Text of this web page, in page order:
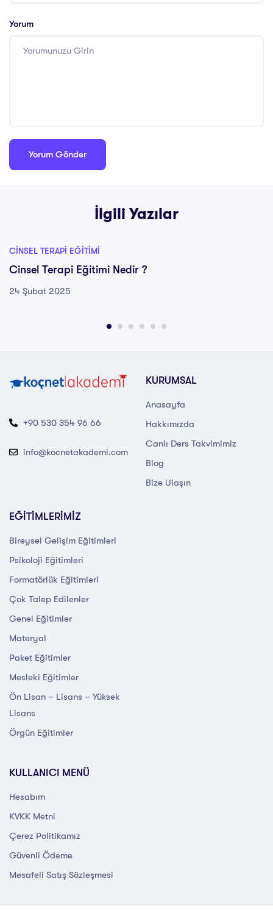
Yorum
İlgili Yazılar
CINSEL TERAPI EĞITIMI
Cinsel Terapi Eğitimi Nedir ?
24 Şubat 2025
+90 530 354 96 66
info@kocnetakademi.com
KURUMSAL
Anasayfa
Hakkımızda
Canlı Ders Takvimimiz
Blog
Bize Ulaşın
EĞİTİMLERİMİZ
Bireysel Gelişim Eğitimleri
Psikoloji Eğitimleri
Formatörlük Eğitimleri
Çok Talep Edilenler
Genel Eğitimler
Materyal
Paket Eğitimler
Mesleki Eğitimler
Ön Lisan – Lisans – Yüksek
Lisans
Örgün Eğitimler
KULLANICI MENÜ
Hesabım
KVKK Metni
Çerez Politikamız
Güvenli Ödeme
Mesafeli Satış Sözleşmesi